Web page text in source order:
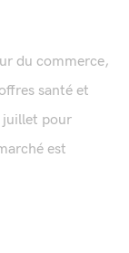
du commerce,
santé et
juillet pour
est